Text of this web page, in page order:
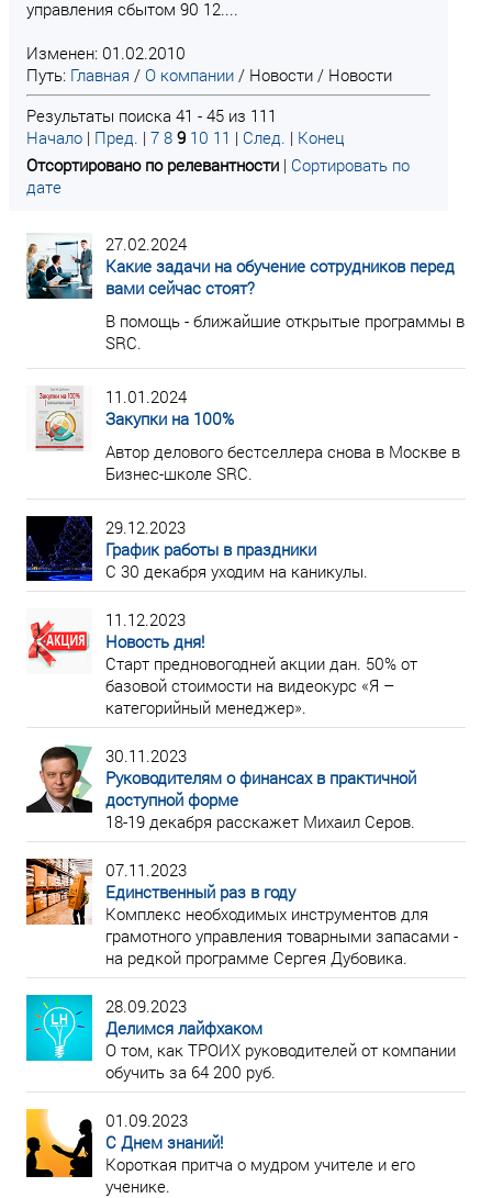
управления сбытом 90 12....
Изменен: 01.02.2010
Путь: Главная / О компании / Новости / Новости
Результаты поиска 41 - 45 из 111
Начало | Пред. | 7 8 9 10 11 | След. | Конец
Отсортировано по релевантности | Сортировать по
дате
27.02.2024
Какие задачи на обучение сотрудников перед
вами сейчас стоят?
В помощь - ближайшие открытые программы в
SRC.
11.01.2024
Закупки на 100%
Автор делового бестселлера снова в Москве в
Бизнес-школе SRC.
29.12.2023
График работы в праздники
С 30 декабря уходим на каникулы.
11.12.2023
Новость дня!
Старт предновогодней акции дан. 50% от
базовой стоимости на видеокурс «Я –
категорийный менеджер».
30.11.2023
Руководителям о финансах в практичной
доступной форме
18-19 декабря расскажет Михаил Серов.
07.11.2023
Единственный раз в году
Комплекс необходимых инструментов для
грамотного управления товарными запасами -
на редкой программе Сергея Дубовика.
28.09.2023
Делимся лайфхаком
О том, как ТРОИХ руководителей от компании
обучить за 64 200 руб.
01.09.2023
С Днем знаний!
Короткая притча о мудром учителе и его
ученике.